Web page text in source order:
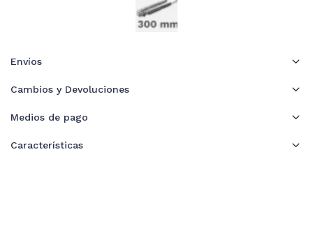
Envíos
Cambios y Devoluciones
Medios de pago
Características